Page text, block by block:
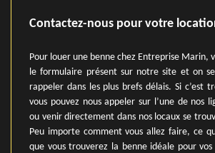
Contactez-nous pour votre
Pour louer une benne chez Entreprise Marin,
le formulaire présent sur notre site et on
rappeler dans les plus brefs délais. Si c’est
vous pouvez nous appeler sur l’une de nos
ou venir directement dans nos locaux se
Peu importe comment vous allez faire, ce
que vous trouverez la benne idéale pour vos